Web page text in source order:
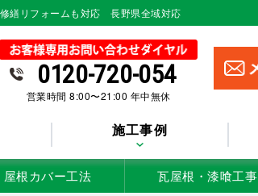
繕リフォームも対応 長野県全域対応
0120-720-054
営業時間 8:00〜21:00 年中無休
施工事例
屋根カバー工法 瓦屋根・漆喰工事